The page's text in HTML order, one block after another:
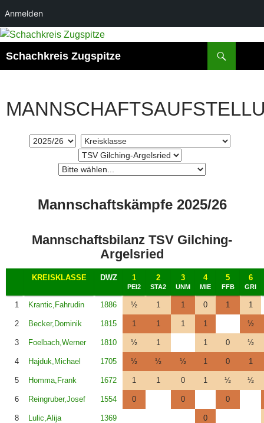
Anmelden
Zum
springen
Schachkreis Zugspitze
Mannschaftskämpfe 2025/26
Mannschaftsbilanz TSV Gilching-
Argelsried
KREISKLASSE DWZ 1
PEI2
2
STA2
3
UNM
4
MIE
5
FFB
6
GRI
1 Krantic,Fahrudin 1886 ½ 1 1 0 1 1
2 Becker,Dominik 1815 1 1 1 1 ½
3 Foelbach,Werner 1810 ½ 1 1 0 ½
4 Hajduk,Michael 1705 ½ ½ ½ 1 0 1
5 Homma,Frank 1672 1 1 0 1 ½ ½
6 Reingruber,Josef 1554 0 0 0
8 Lulic,Alija 1369 0